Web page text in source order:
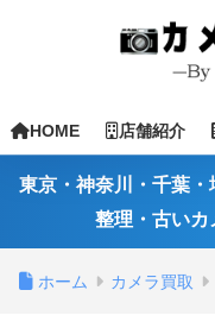
HOME 店舗紹介
東京・神奈川・千葉
整理・古いカ
ホーム カメラ買取